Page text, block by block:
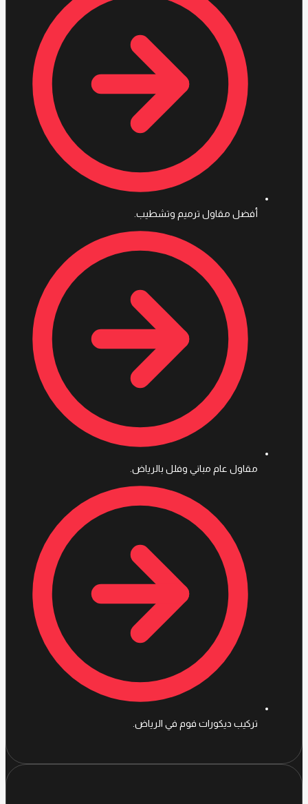
أفضل مقاول ترميم وتشطيب.
مقاول عام مباني وفلل بالرياض.
تركيب ديكورات فوم في الرياض.